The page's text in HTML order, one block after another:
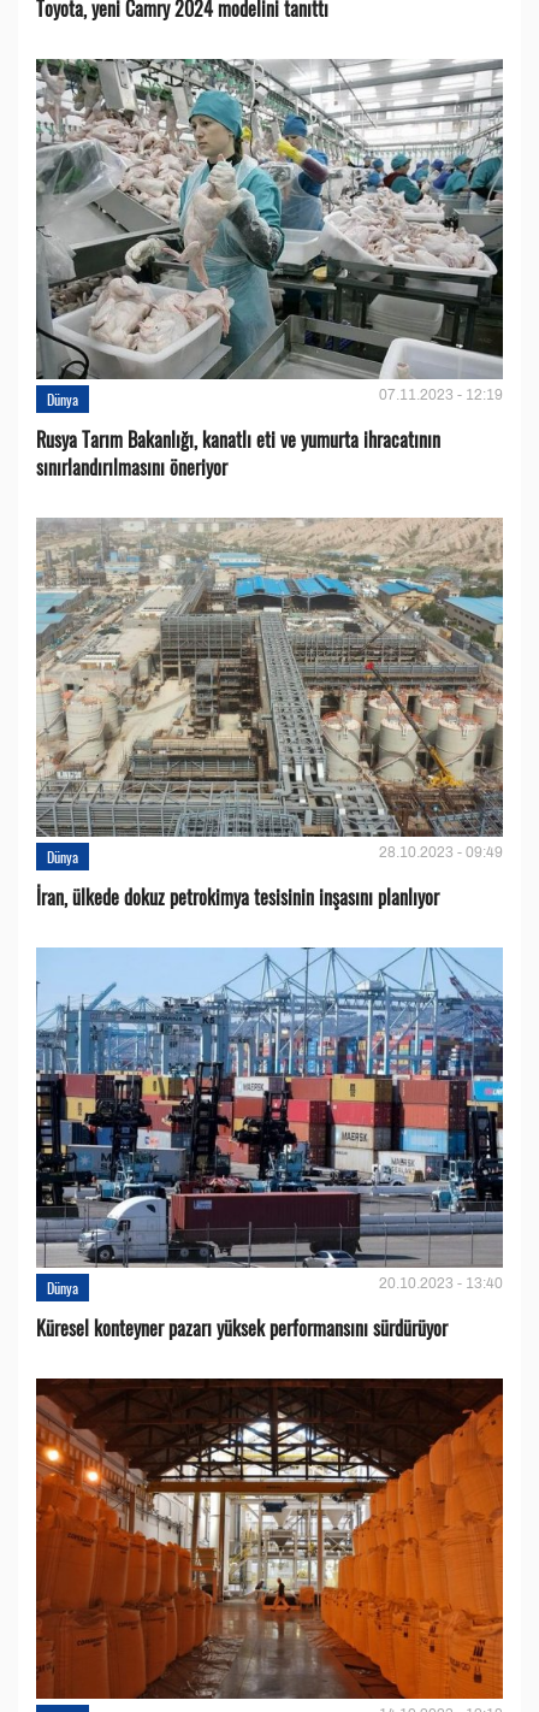
Toyota, yeni Camry 2024 modelini tanıttı
Dünya 07.11.2023 - 12:19
Rusya Tarım Bakanlığı, kanatlı eti ve yumurta ihracatının
sınırlandırılmasını öneriyor
Dünya 28.10.2023 - 09:49
İran, ülkede dokuz petrokimya tesisinin inşasını planlıyor
Dünya 20.10.2023 - 13:40
Küresel konteyner pazarı yüksek performansını sürdürüyor